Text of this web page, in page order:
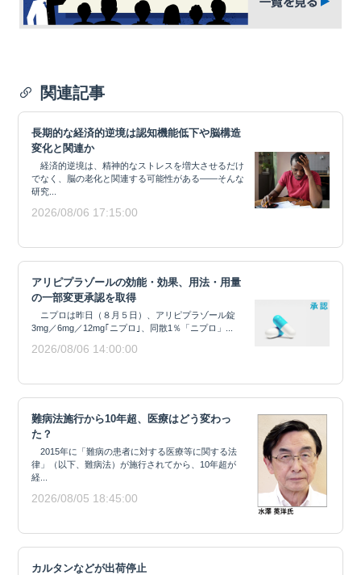
関連記事
長期的な経済的逆境は認知機能低下や脳構造
変化と関連か
経済的逆境は、精神的なストレスを増大させるだけ
でなく、脳の老化と関連する可能性がある——そんな
研究...
2026/08/06 17:15:00
アリピプラゾールの効能・効果、用法・用量
の一部変更承認を取得
ニプロは昨日（８月５日）、アリピプラゾール錠
3mg／6mg／12mg｢ニプロ｣、同散1％「ニプロ」...
2026/08/06 14:00:00
難病法施行から10年超、医療はどう変わっ
た？
2015年に「難病の患者に対する医療等に関する法
律」（以下、難病法）が施行されてから、10年超が
経...
2026/08/05 18:45:00
カルタンなどが出荷停止